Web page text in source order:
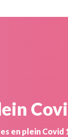
en plein Covid